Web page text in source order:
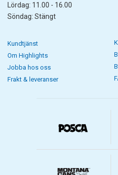
Lördag: 11.00 - 16.00
Söndag: Stängt
Kundtjänst
Om Highlights
Jobba hos oss
Frakt & leveranser